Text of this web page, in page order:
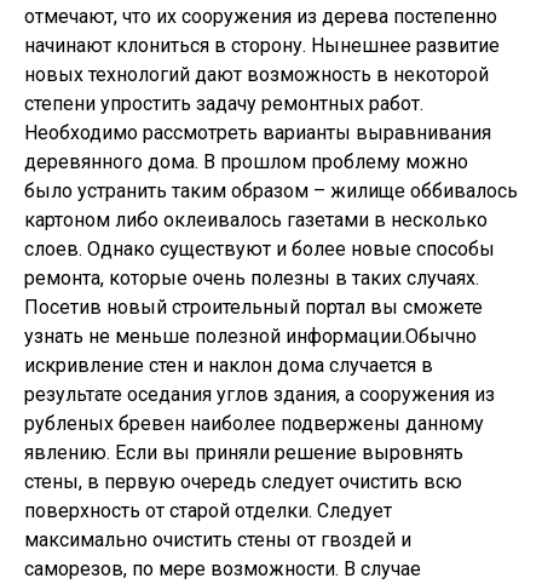
отмечают, что их сооружения из дерева постепенно
начинают клониться в сторону. Нынешнее развитие
новых технологий дают возможность в некоторой
степени упростить задачу ремонтных работ.
Необходимо рассмотреть варианты выравнивания
деревянного дома. В прошлом проблему можно
было устранить таким образом – жилище оббивалось
картоном либо оклеивалось газетами в несколько
слоев. Однако существуют и более новые способы
ремонта, которые очень полезны в таких случаях.
Посетив новый строительный портал вы сможете
узнать не меньше полезной информации.Обычно
искривление стен и наклон дома случается в
результате оседания углов здания, а сооружения из
рубленых бревен наиболее подвержены данному
явлению. Если вы приняли решение выровнять
стены, в первую очередь следует очистить всю
поверхность от старой отделки. Следует
максимально очистить стены от гвоздей и
саморезов, по мере возможности. В случае